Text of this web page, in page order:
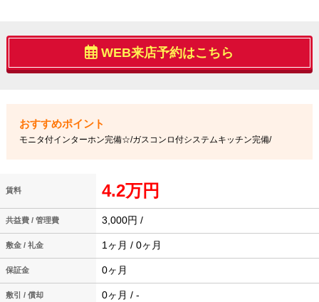
WEB来店予約はこちら
モニタ付インターホン完備☆/ガスコンロ付システムキッチン完備/
賃料 4.2万円
共益費 / 管理費 3,000円 /
敷金 / 礼金 1ヶ月 / 0ヶ月
保証金 0ヶ月
敷引 / 償却 0ヶ月 / -